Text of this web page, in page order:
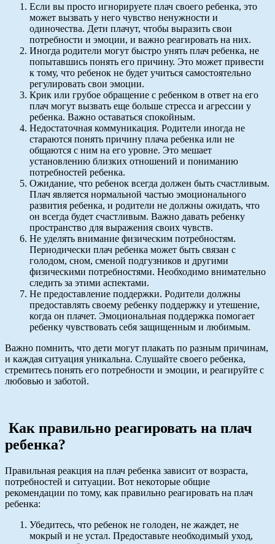
Если вы просто игнорируете плач своего ребенка, это
может вызвать у него чувство ненужности и
одиночества. Дети плачут, чтобы выразить свои
потребности и эмоции, и важно реагировать на них.
Иногда родители могут быстро унять плач ребенка, не
попытавшись понять его причину. Это может привести
к тому, что ребенок не будет учиться самостоятельно
регулировать свои эмоции.
Крик или грубое обращение с ребенком в ответ на его
плач могут вызвать еще больше стресса и агрессии у
ребенка. Важно оставаться спокойным.
Недостаточная коммуникация. Родители иногда не
стараются понять причину плача ребенка или не
общаются с ним на его уровне. Это мешает
установлению близких отношений и пониманию
потребностей ребенка.
Ожидание, что ребенок всегда должен быть счастливым.
Плач является нормальной частью эмоционального
развития ребенка, и родители не должны ожидать, что
он всегда будет счастливым. Важно давать ребенку
пространство для выражения своих чувств.
Не уделять внимание физическим потребностям.
Периодически плач ребенка может быть связан с
голодом, сном, сменой подгузников и другими
физическими потребностями. Необходимо внимательно
следить за этими аспектами.
Не предоставление поддержки. Родители должны
предоставлять своему ребенку поддержку и утешение,
когда он плачет. Эмоциональная поддержка помогает
ребенку чувствовать себя защищенным и любимым.
Важно помнить, что дети могут плакать по разным причинам,
и каждая ситуация уникальна. Слушайте своего ребенка,
стремитесь понять его потребности и эмоции, и реагируйте с
любовью и заботой.
Как правильно реагировать на плач
ребенка?
Правильная реакция на плач ребенка зависит от возраста,
потребностей и ситуации. Вот некоторые общие
рекомендации по тому, как правильно реагировать на плач
ребенка:
Убедитесь, что ребенок не голоден, не жаждет, не
мокрый и не устал. Предоставьте необходимый уход,